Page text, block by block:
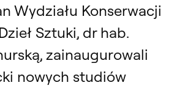
Wydziału Konserwacji
Sztuki, dr hab.
zainaugurowali
nowych studiów